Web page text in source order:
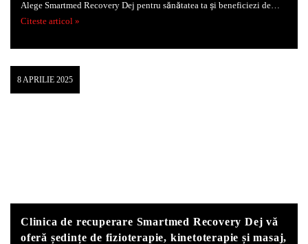
Alege Smartmed Recovery Dej pentru sănătatea ta și beneficiezi de…
Citeste articol »
8 APRILIE 2025
Clinica de recuperare Smartmed Recovery Dej vă
oferă ședințe de fizioterapie, kinetoterapie și masaj,